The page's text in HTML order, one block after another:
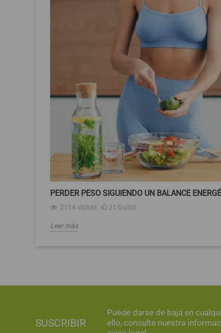
PERDER PESO SIGUIENDO UN BALANCE
2114 visitas 21 Gustó
Leer más
SUSCRIBIR
Puede darse de baja en
ello, consulte nuestra